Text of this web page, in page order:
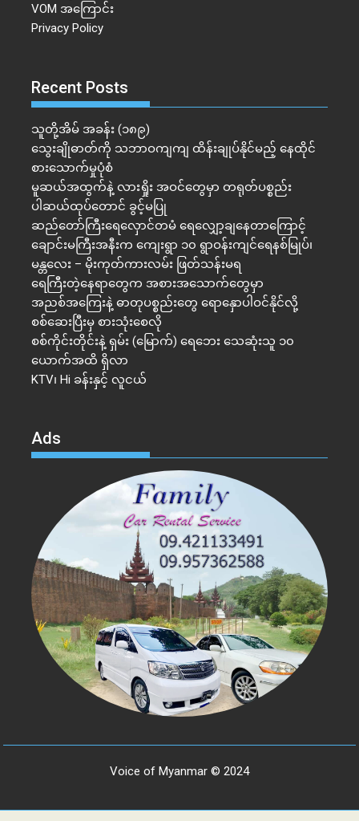
VOM အကြောင်း
Privacy Policy
Recent Posts
သူတို့အိမ် အခန်း (၁၈၉)
သွေးချိုဓာတ်ကို သဘာဝကျကျ ထိန်းချုပ်နိုင်မည့် နေထိုင်
စားသောက်မှုပုံစံ
မူဆယ်အထွက်နဲ့ လားရှိုး အဝင်တွေမှာ တရုတ်ပစ္စည်း
ပါဆယ်ထုပ်တောင် ခွင့်မပြု
ဆည်တော်ကြီးရေလှောင်တမံ ရေလျှော့ချနေတာကြောင့်
ချောင်းမကြီးအနီးက ကျေးရွာ ၁၀ ရွာဝန်းကျင်ရေနစ်မြုပ်၊
မန္တလေး – မိုးကုတ်ကားလမ်း ဖြတ်သန်းမရ
ရေကြီးတဲ့​နေရာ​တွေက အစားအသောက်တွေမှာ
အညစ်အကြေးနဲ့ ဓာတုပစ္စည်းတွေ ရောနှောပါဝင်နိုင်လို့
စစ်ဆေးပြီးမှ စားသုံးစေလို
စစ်ကိုင်းတိုင်းနဲ့ ရှမ်း (မြောက်) ရေဘေး သေဆုံးသူ ၁၀
ယောက်အထိ ရှိလာ
KTV၊ Hi ခန်းနှင့် လူငယ်
Ads
Voice of Myanmar © 2024